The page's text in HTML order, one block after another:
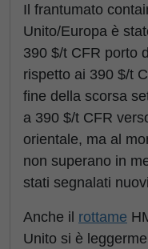
Il frantumato
Unito/Europa è
390 $/t CFR porto
rispetto ai 390 $/t
fine della scorsa
a 390 $/t CFR
orientale, ma al
non superano in
stati segnalati
Anche il rottame
Unito si è